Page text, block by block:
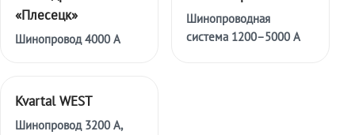
«Плесецк»
Шинопровод 4000 А
Шинопроводная
система 1200–5000 А
Kvartal WEST
Шинопровод 3200 А,